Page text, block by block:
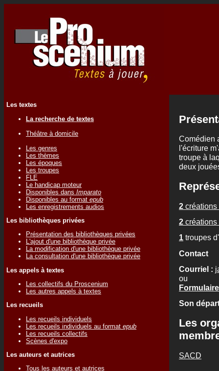
Les textes
La recherche de textes
Théâtre à domicile
Les genres
Les thèmes
Les époques
Les troupes
FLE
Le handicap moteur
Disponibles dans Imparato
Disponibles au format epub
Les enregistrements audios
Les bibliothèques privées
Présentation des bibliothèques privées
L'ajout d'une bibliothèque privée
La modification d'une bibliothèque privée
La consultation d'une bibliothèque privée
Les appels à textes
Les collectifs du Proscenium
Les autres appels à textes
Les recueils
Les recueils individuels
Les recueils individuels au format epub
Les recueils collectifs
Scènes d'expo
Les auteurs et autrices
Tous les auteurs et autrices
Comédien
l'écriture
troupe à
deux
2 créations
2 créations
1 troupes
Contact
Courriel :
ou
Son
Les
SACD